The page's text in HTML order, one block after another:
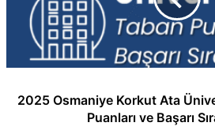
2025 Osmaniye Korkut Ata
Puanları ve Başarı